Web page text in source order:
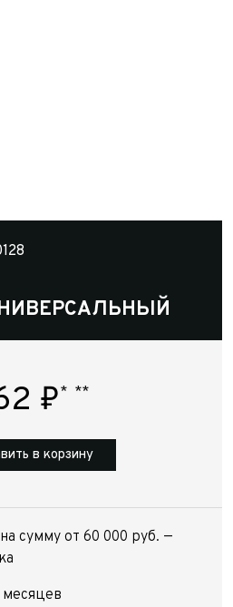
₽* **
в корзину
сумму от 60 000 руб. —
месяцев